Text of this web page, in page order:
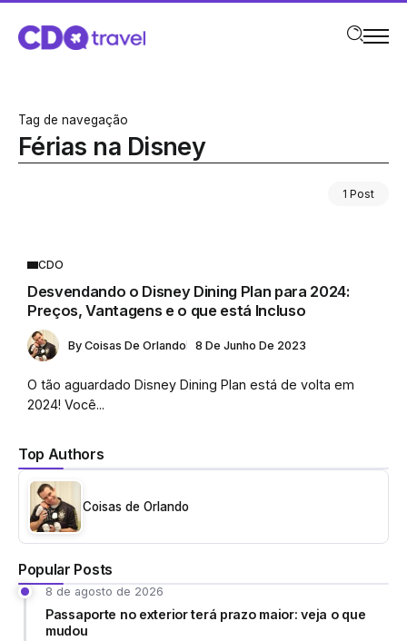
Tag de navegação
Férias na Disney
1 Post
Top Authors
Coisas de Orlando
Popular Posts
8 de agosto de 2026
Passaporte no exterior terá prazo maior: veja o que
mudou
CDO
Desvendando o Disney Dining Plan para 2024:
Preços, Vantagens e o que está Incluso
By Coisas De Orlando 8 De Junho De 2023
O tão aguardado Disney Dining Plan está de volta em
2024! Você...